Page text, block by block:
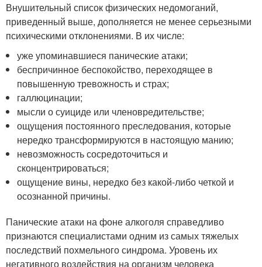
Внушительный список физических недомоганий,
приведенный выше, дополняется не менее серьезными
психическими отклонениями. В их числе:
уже упоминавшиеся панические атаки;
беспричинное беспокойство, переходящее в
повышенную тревожность и страх;
галлюцинации;
мысли о суициде или членовредительстве;
ощущения постоянного преследования, которые
нередко трансформируются в настоящую манию;
невозможность сосредоточиться и
сконцентрироваться;
ощущение вины, нередко без какой-либо четкой и
осознанной причины.
Панические атаки на фоне алкоголя справедливо
признаются специалистами одним из самых тяжелых
последствий похмельного синдрома. Уровень их
негативного воздействия на организм человека